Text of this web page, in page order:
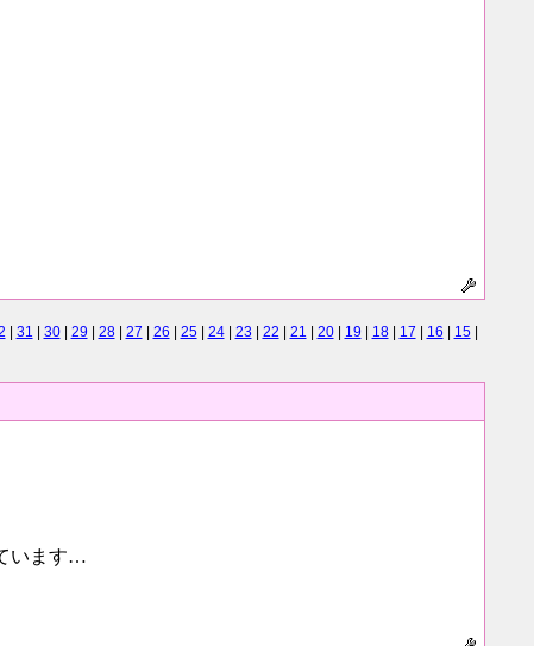
31 30| 29 28| 27 26 25| 24| 23 22 21 20| 19 18| 17 16 15|
います…